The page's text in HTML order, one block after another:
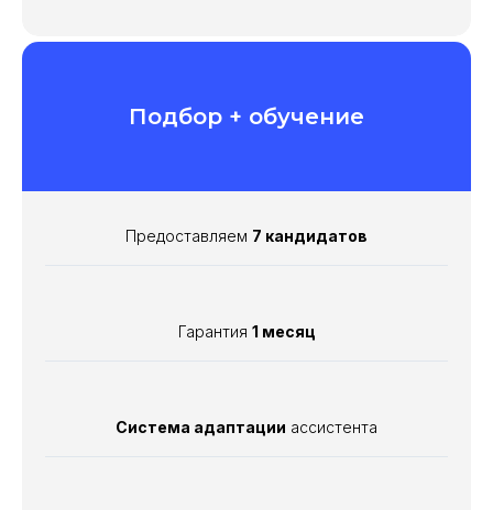
информации
объема информации
Подбор + обучение
Предоставляем 7 кандидатов
Гарантия 1 месяц
Система адаптации ассистента